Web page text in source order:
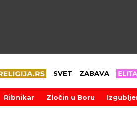
SVET ZABAVA
Ribnikar Zločin u Boru